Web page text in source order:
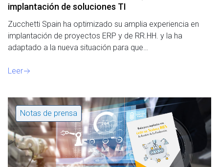
implantación de soluciones TI
Zucchetti Spain ha optimizado su amplia experiencia en
implantación de proyectos ERP y de RR.HH. y la ha
adaptado a la nueva situación para que…
Leer
Notas de prensa